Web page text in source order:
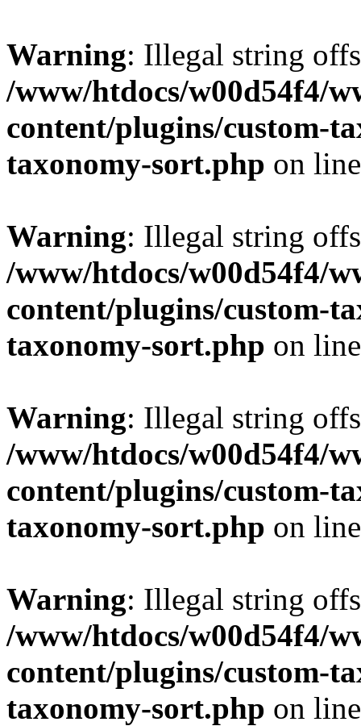
Warning: Illegal string
/www/htdocs/w00d54f4/
content/plugins/custom-
taxonomy-sort.php on
Warning: Illegal string
/www/htdocs/w00d54f4/
content/plugins/custom-
taxonomy-sort.php on
Warning: Illegal string
/www/htdocs/w00d54f4/
content/plugins/custom-
taxonomy-sort.php on
Warning: Illegal string
/www/htdocs/w00d54f4/
content/plugins/custom-
taxonomy-sort.php on